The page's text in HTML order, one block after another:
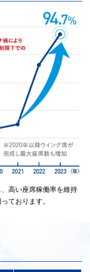
高い座席稼働率を維持
ております。